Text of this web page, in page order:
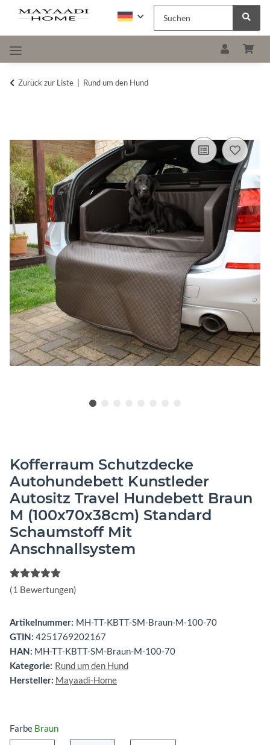
Zurück zur Liste Rund um den Hund
Kofferraum Schutzdecke
Autohundebett Kunstleder
Autositz Travel Hundebett Braun
M (100x70x38cm) Standard
Schaumstoff Mit
Anschnallsystem
(1 Bewertungen)
Artikelnummer: MH-TT-KBTT-SM-Braun-M-100-70
GTIN: 4251769202167
HAN: MH-TT-KBTT-SM-Braun-M-100-70
Kategorie: Rund um den Hund
Hersteller: Mayaadi-Home
Farbe Braun